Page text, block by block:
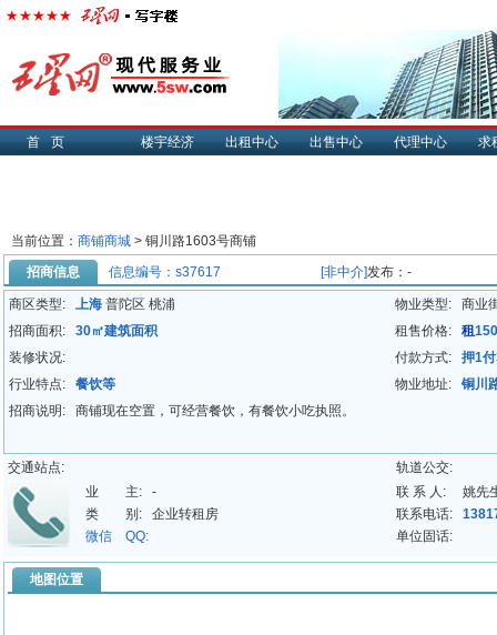
首页 楼宇经济 出租中心 出售中心 代理中心 求
当前位置： 商铺商城 > 铜川路1603号商铺
招商信息
信息编号：s37617 [非中介]发布：-
商区类型: 上海 普陀区 桃浦 物业类型:
商业
招商面积:
30㎡建筑面积 租售价格: 租
装修状况:
付款方式:
押1
行业特点:
餐饮等 物业地址:
铜川
招商说明:
商铺现在空置，可经营餐饮，有餐饮小吃执照。
交通站点:
轨道公交:
业 主:
- 联 系 人:
姚先
类 别:
企业转租房 联系电话:
微信 QQ:
单位固话:
地图位置